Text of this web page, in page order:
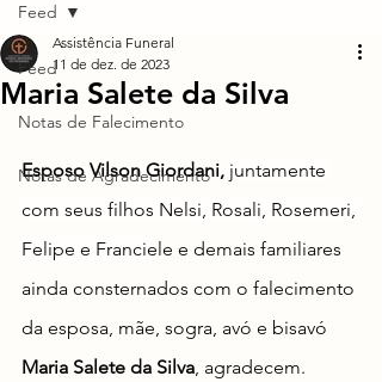
Feed
Notas de Falecimento
Notas de Agradecimento
Feed
Maria Salete da Silva
Assistência Funeral
11 de dez. de 2023
Esposo Vilson Giordani, juntamente
com seus filhos Nelsi, Rosali, Rosemeri,
Felipe e Franciele e demais familiares
ainda consternados com o falecimento
da esposa, mãe, sogra, avó e bisavó
Maria Salete da Silva, agradecem.